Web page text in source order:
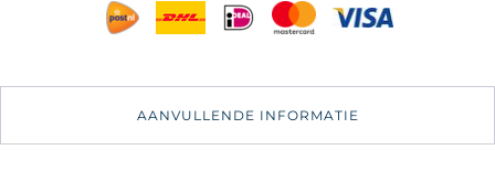
AANVULLENDE INFORMATIE